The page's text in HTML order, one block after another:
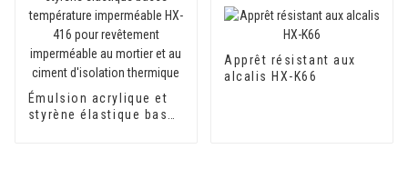
Émulsion acrylique et
styrène élastique basse
Apprêt résistant aux
alcalis HX-K66